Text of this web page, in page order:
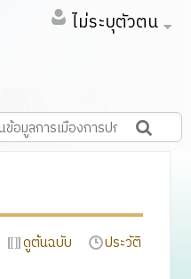
ไม่ระบุตัวตน
ดูต้นฉบับ ประวัติ